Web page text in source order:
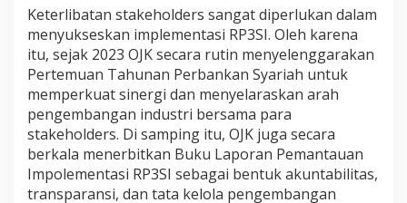
Keterlibatan stakeholders sangat diperlukan dalam
menyukseskan implementasi RP3SI. Oleh karena
itu, sejak 2023 OJK secara rutin menyelenggarakan
Pertemuan Tahunan Perbankan Syariah untuk
memperkuat sinergi dan menyelaraskan arah
pengembangan industri bersama para
stakeholders. Di samping itu, OJK juga secara
berkala menerbitkan Buku Laporan Pemantauan
Impolementasi RP3SI sebagai bentuk akuntabilitas,
transparansi, dan tata kelola pengembangan